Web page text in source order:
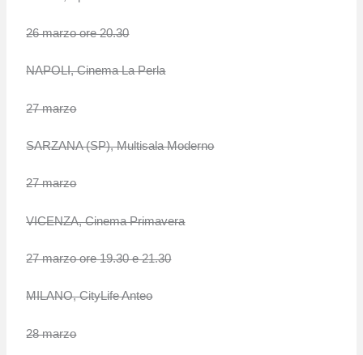
26 marzo ore 20.30
NAPOLI, Cinema La Perla
27 marzo
SARZANA (SP), Multisala Moderno
27 marzo
VICENZA, Cinema Primavera
27 marzo ore 19.30 e 21.30
MILANO, CityLife Anteo
28 marzo